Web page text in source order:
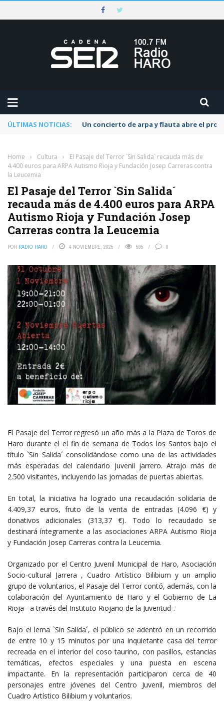
ÚLTIMAS NOTICIAS: Un concierto de arpa y flauta abre el
Home › Cultura ›
El Pasaje del Terror `Sin Salida´ recauda más de
4.400 euros para ARPA Autismo Rioja y Fundación Josep Carreras contra
la Leucemia
El Pasaje del Terror `Sin Salida´
recauda más de 4.400 euros para ARPA
Autismo Rioja y Fundación Josep
Carreras contra la Leucemia
POR RADIO HARO 4 NOVIEMBRE, 2025 595 0
El Pasaje del Terror regresó un año más a la Plaza de Toros de
Haro durante el el fin de semana de Todos los Santos bajo el
título `Sin Salida´ consolidándose como una de las actividades
más esperadas del calendario juvenil jarrero. Atrajo más de
2.500 visitantes, incluyendo las jornadas de puertas abiertas.
En total, la iniciativa ha logrado una recaudación solidaria de
4.409,37 euros, fruto de la venta de entradas (4.096 €) y
donativos adicionales (313,37 €). Todo lo recaudado se
destinará íntegramente a las asociaciones ARPA Autismo Rioja
y Fundación Josep Carreras contra la Leucemia.
Organizado por el Centro Juvenil Municipal de Haro, Asociación
Socio-cultural Jarrera , Cuadro Artístico Bilibium y un amplio
grupo de voluntarios, el Pasaje del Terror contó, además, con la
colaboración del Ayuntamiento de Haro y el Gobierno de La
Rioja –a través del Instituto Riojano de la Juventud-.
Bajo el lema `Sin Salida´, el público se adentró en un recorrido
de entre 10 y 15 minutos por una inquietante casa del terror
recreada en el interior del coso taurino, con pasillos, estancias
temáticas, efectos especiales y una puesta en escena
impactante. En la representación participaron cerca de 40
personajes entre jóvenes del Centro Juvenil, miembros del
Cuadro Artístico Bilibium y voluntarios.